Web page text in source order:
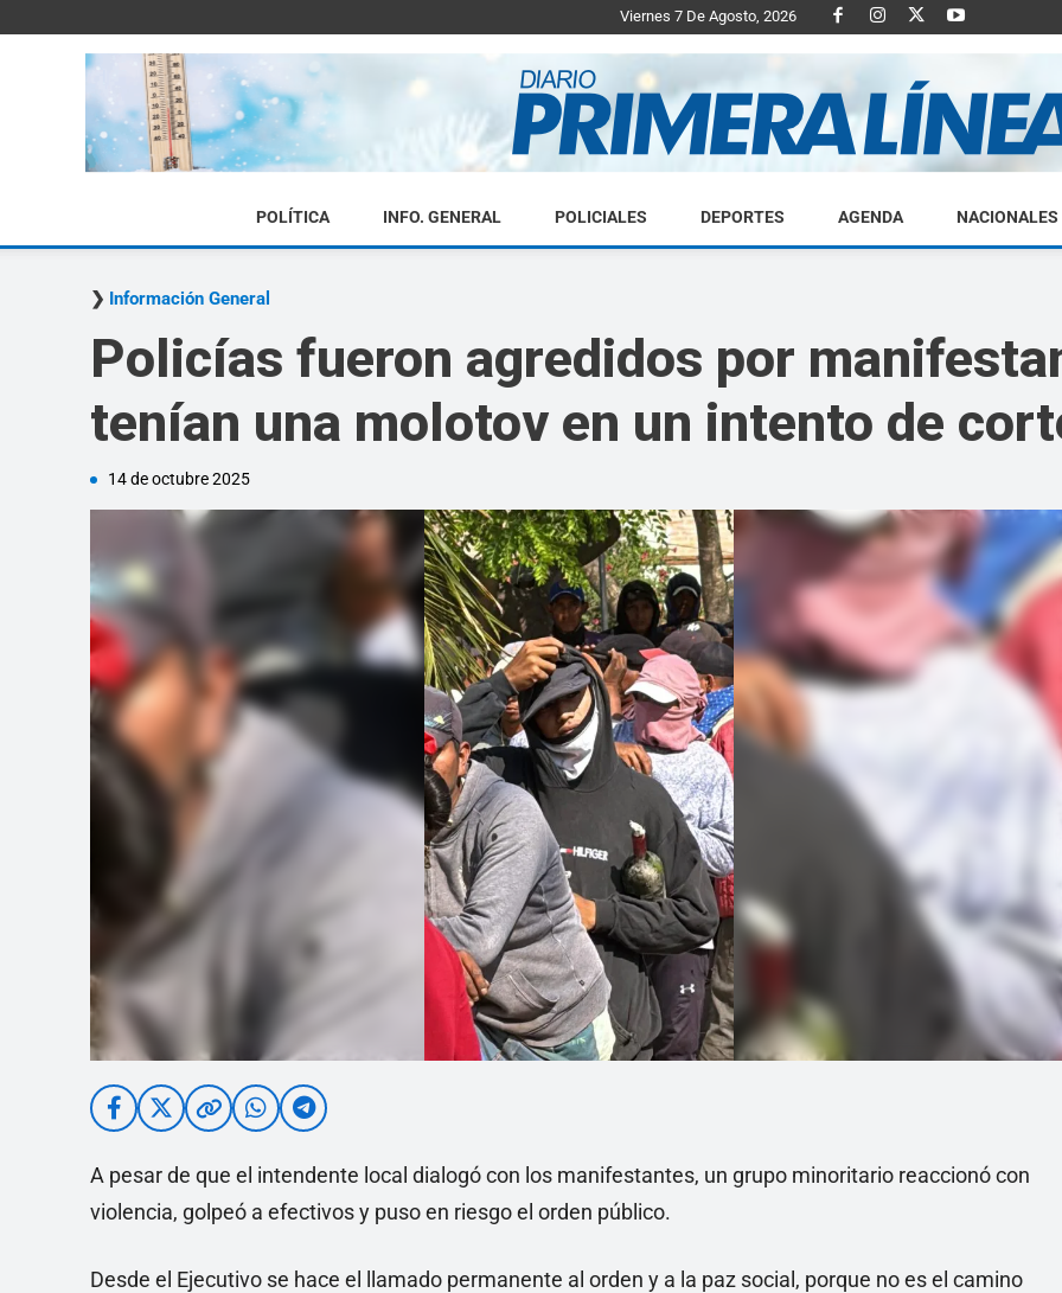
Viernes 7 De Agosto, 2026
Diario
Primera
POLÍTICA INFO. GENERAL POLICIALES DEPORTES AGENDA NACIONALES
Información General
Policías fueron agredidos por
tenían una molotov en un intento de
14 de octubre 2025
A pesar de que el intendente local dialogó con los manifestantes, un grupo minoritario reaccionó con
violencia, golpeó a efectivos y puso en riesgo el orden público.
Desde el Ejecutivo se hace el llamado permanente al orden y a la paz social, porque no es el camino